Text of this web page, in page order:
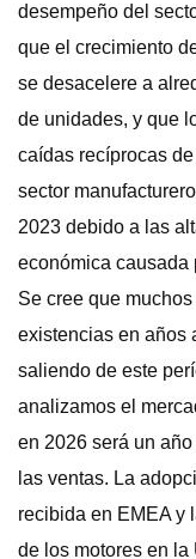
desempeño del
que el crecimiento
se desacelere a
de unidades, y que
caídas recíprocas
sector
2023 debido a las
económica causada
Se cree que
existencias en años
saliendo de este
analizamos el
en 2026 será un
las ventas. La
recibida en EMEA y
de los motores en